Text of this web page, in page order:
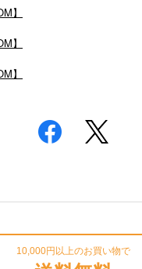
】
】
】
10,000円以上のお買い物で